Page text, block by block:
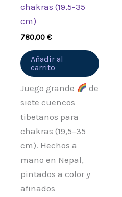
chakras (19,5-35
cm)
780,00€
Añadir al
carrito
Juego grande
de
siete cuencos
tibetanos para
chakras (19,5–35
cm). Hechos a
mano en Nepal,
pintados a color y
afinados